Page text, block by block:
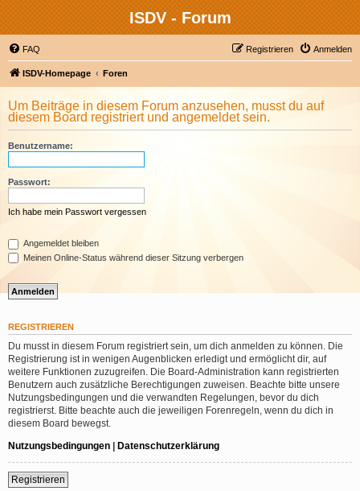
ISDV - Forum
FAQ Anmelden
Registrieren
ISDV-Homepage Foren
Um Beiträge in diesem Forum anzusehen, musst du auf
diesem Board registriert und angemeldet sein.
Benutzername:
Passwort:
Ich habe mein Passwort vergessen
Angemeldet bleiben
Meinen Online-Status während dieser Sitzung verbergen
REGISTRIEREN
Du musst in diesem Forum registriert sein, um dich anmelden zu können. Die
Registrierung ist in wenigen Augenblicken erledigt und ermöglicht dir, auf
weitere Funktionen zuzugreifen. Die Board-Administration kann registrierten
Benutzern auch zusätzliche Berechtigungen zuweisen. Beachte bitte unsere
Nutzungsbedingungen und die verwandten Regelungen, bevor du dich
registrierst. Bitte beachte auch die jeweiligen Forenregeln, wenn du dich in
diesem Board bewegst.
Nutzungsbedingungen | Datenschutzerklärung
Registrieren